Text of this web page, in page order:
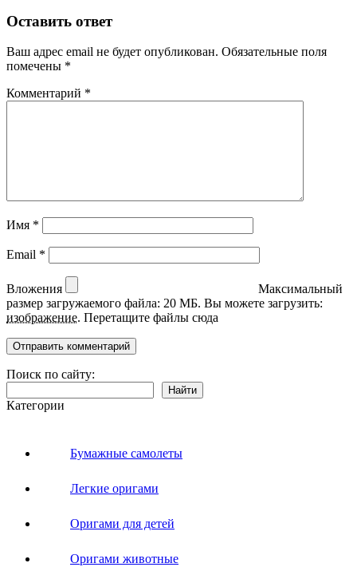
Оставить ответ
Ваш адрес email не будет опубликован. Обязательные поля
помечены *
Комментарий *
Имя *
Email *
Вложения
Максимальный
размер загружаемого файла: 20 МБ. Вы можете загрузить:
изображение. Перетащите файлы сюда
Поиск по сайту:
Найти
Категории
Бумажные самолеты
Легкие оригами
Оригами для детей
Оригами животные